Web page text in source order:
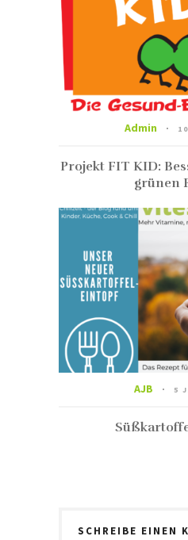
Admin
Projekt FIT KID:
grünen
AJB 5
SCHREIBE EINEN